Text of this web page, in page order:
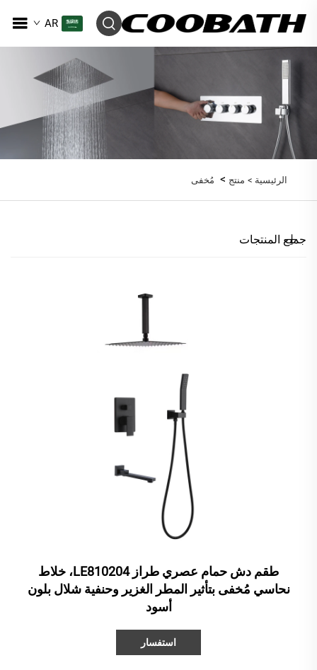
AR
الرئيسية > منتج > مُخفى
جميع المنتجات
طقم دش حمام عصري طراز LE810204، خلاط
نحاسي مُخفى بتأثير المطر الغزير وحنفية شلال بلون
أسود
استفسار